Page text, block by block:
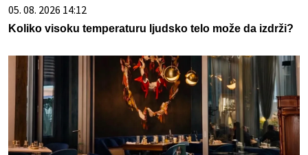
05. 08. 2026 14:12
Koliko visoku temperaturu ljudsko telo može da izdrži?